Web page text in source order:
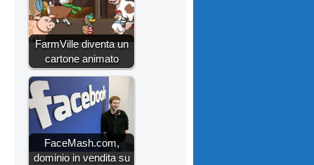
FarmVille diventa un
cartone animato
FaceMash.com,
dominio in vendita su